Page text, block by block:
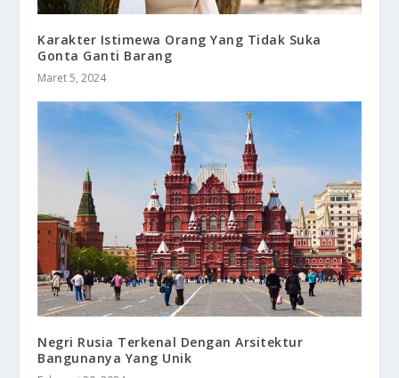
Karakter Istimewa Orang Yang Tidak Suka
Gonta Ganti Barang
Maret 5, 2024
Negri Rusia Terkenal Dengan Arsitektur
Bangunanya Yang Unik